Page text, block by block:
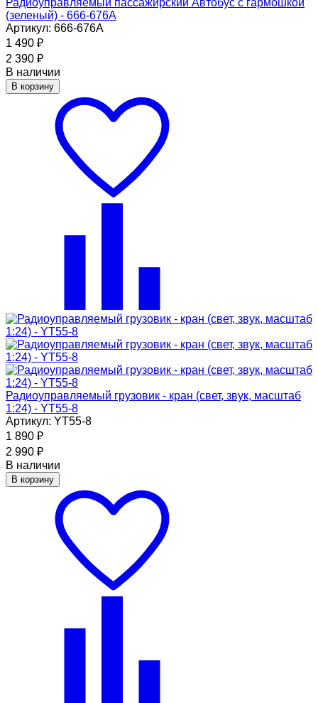
(зеленый) - 666-676A
Артикул: 666-676A
1 490 ₽
2 390 ₽
В наличии
В корзину
Радиоуправляемый грузовик - кран (свет, звук, масштаб
1:24) - YT55-8
Артикул: YT55-8
1 890 ₽
2 990 ₽
В наличии
В корзину